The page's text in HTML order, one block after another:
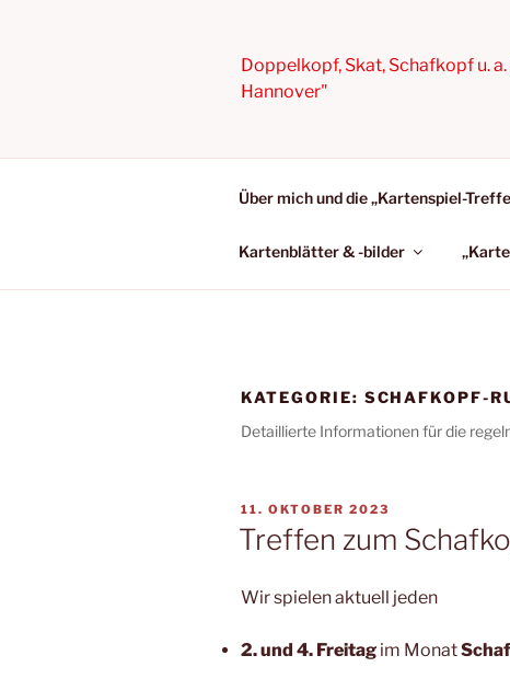
Doppelkopf, Skat, Schafkopf u.
Hannover"
Über mich und die „Kartenspiel-
Kartenblätter & -bilder
KATEGORIE: SCHAFKOPF-
Detaillierte Informationen für die
VERÖFFENTLICHT
AM
11. OKTOBER 2023
Treffen zum
Wir spielen aktuell jeden
2. und 4. Freitag im Monat